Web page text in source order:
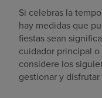
Si celebras la
hay medidas que
fiestas sean
cuidador principal
considere los
gestionar y